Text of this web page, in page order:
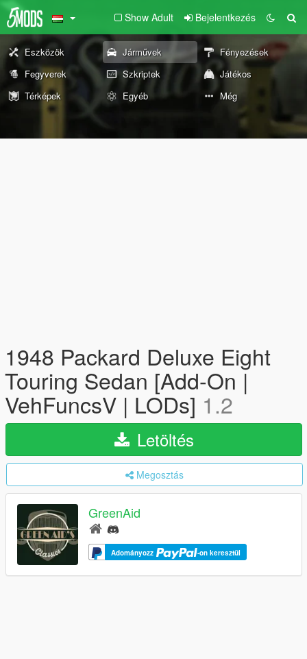
Show Adult Bejelentkezés
Eszközök Járművek
Fényezések
Fegyverek
Szkriptek
Játékos
Térképek
Egyéb Még
1948 Packard Deluxe Eight
Touring Sedan [Add-On |
VehFuncsV | LODs] 1.2
Letöltés
Megosztás
GreenAid
Adományozz -on keresztül